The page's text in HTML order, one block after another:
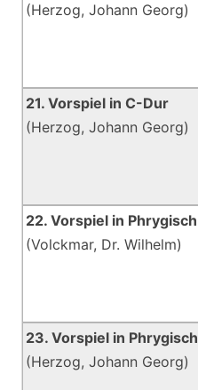
(Herzog, Johann Georg)
21. Vorspiel in C-Dur
(Herzog, Johann Georg)
22. Vorspiel in Phrygisch
(Volckmar, Dr. Wilhelm)
23. Vorspiel in Phrygisch
(Herzog, Johann Georg)